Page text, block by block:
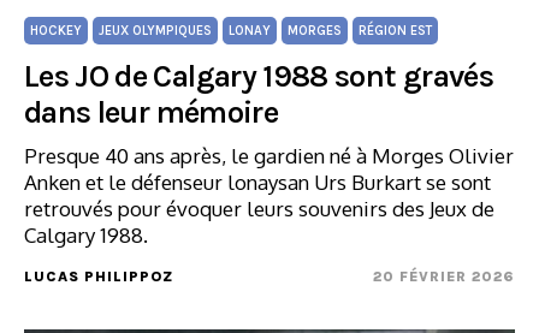
HOCKEY JEUX OLYMPIQUES LONAY MORGES RÉGION EST
Les JO de Calgary 1988 sont gravés
dans leur mémoire
Presque 40 ans après, le gardien né à Morges Olivier
Anken et le défenseur lonaysan Urs Burkart se sont
retrouvés pour évoquer leurs souvenirs des Jeux de
Calgary 1988.
LUCAS PHILIPPOZ 20 FÉVRIER 2026